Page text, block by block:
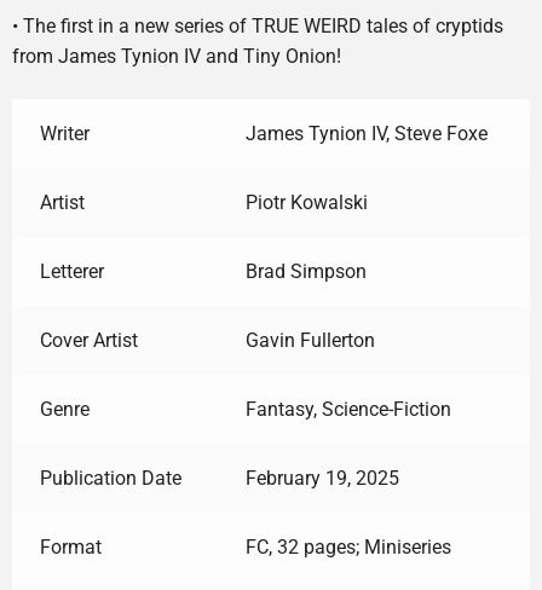
• The first in a new series of TRUE WEIRD tales of cryptids
from James Tynion IV and Tiny Onion!
Writer James Tynion IV, Steve Foxe
Artist Piotr Kowalski
Letterer Brad Simpson
Cover Artist Gavin Fullerton
Genre Fantasy, Science-Fiction
Publication Date February 19, 2025
Format FC, 32 pages; Miniseries